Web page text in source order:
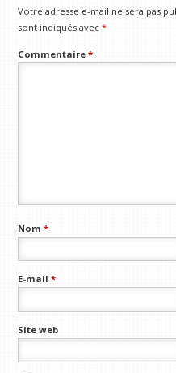
Votre adresse e-mail ne sera pas
sont indiqués avec*
Commentaire*
Nom*
E-mail*
Site web